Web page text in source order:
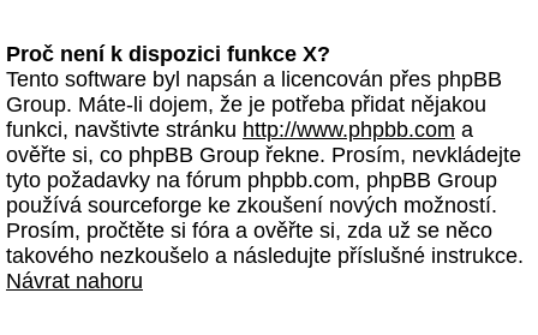
Proč není k dispozici funkce X?
Tento software byl napsán a licencován přes phpBB
Group. Máte-li dojem, že je potřeba přidat nějakou
funkci, navštivte stránku http://www.phpbb.com a
ověřte si, co phpBB Group řekne. Prosím, nevkládejte
tyto požadavky na fórum phpbb.com, phpBB Group
používá sourceforge ke zkoušení nových možností.
Prosím, pročtěte si fóra a ověřte si, zda už se něco
takového nezkoušelo a následujte příslušné instrukce.
Návrat nahoru